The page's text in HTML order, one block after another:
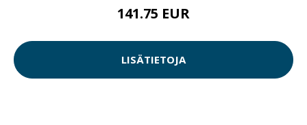
141.75 EUR
LISÄTIETOJA